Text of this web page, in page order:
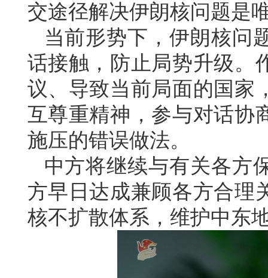
交途径解决伊朗核问题是
当前形势下，伊朗核问
话接触，防止局势升级。
议、导致当前局面的国家
互尊重精神，参与对话协
施压的错误做法。
中方将继续与有关各方
方早日达成兼顾各方合理
核不扩散体系，维护中东